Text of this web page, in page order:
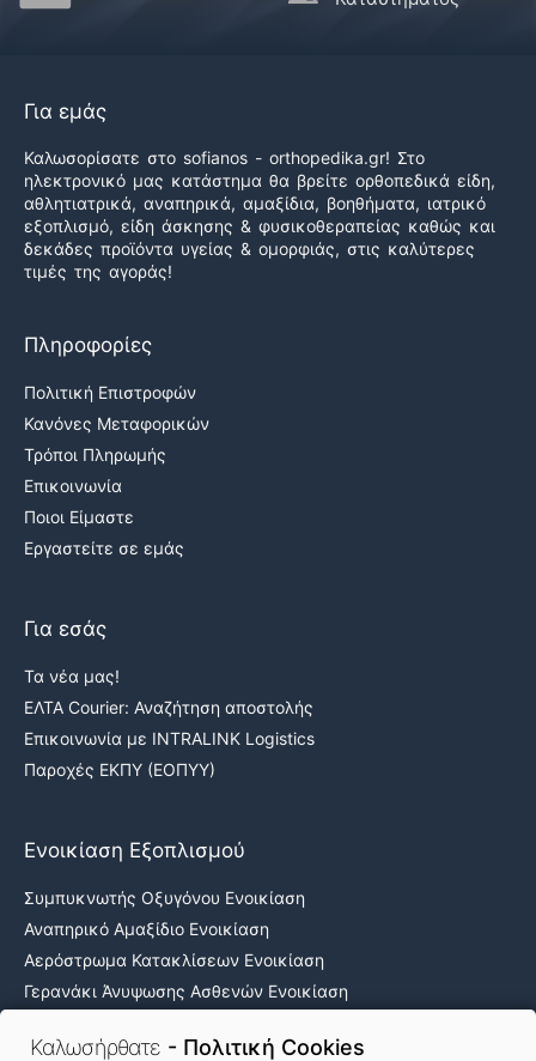
Καλωσήρθατε - Πολιτική Cookies
Για εμάς
Καλωσορίσατε στο sofianos - orthopedika.gr! Στο
ηλεκτρονικό μας κατάστημα θα βρείτε ορθοπεδικά είδη,
αθλητιατρικά, αναπηρικά, αμαξίδια, βοηθήματα, ιατρικό
εξοπλισμό, είδη άσκησης & φυσικοθεραπείας καθώς και
δεκάδες προϊόντα υγείας & ομορφιάς, στις καλύτερες
τιμές της αγοράς!
Πληροφορίες
Πολιτική Επιστροφών
Κανόνες Μεταφορικών
Τρόποι Πληρωμής
Επικοινωνία
Ποιοι Είμαστε
Εργαστείτε σε εμάς
Για εσάς
Τα νέα μας!
ΕΛΤΑ Courier: Αναζήτηση αποστολής
Επικοινωνία με INTRALINK Logistics
Παροχές ΕΚΠΥ (ΕΟΠΥΥ)
Ενοικίαση Εξοπλισμού
Συμπυκνωτής Οξυγόνου Ενοικίαση
Αναπηρικό Αμαξίδιο Ενοικίαση
Αερόστρωμα Κατακλίσεων Ενοικίαση
Γερανάκι Άνυψωσης Ασθενών Ενοικίαση